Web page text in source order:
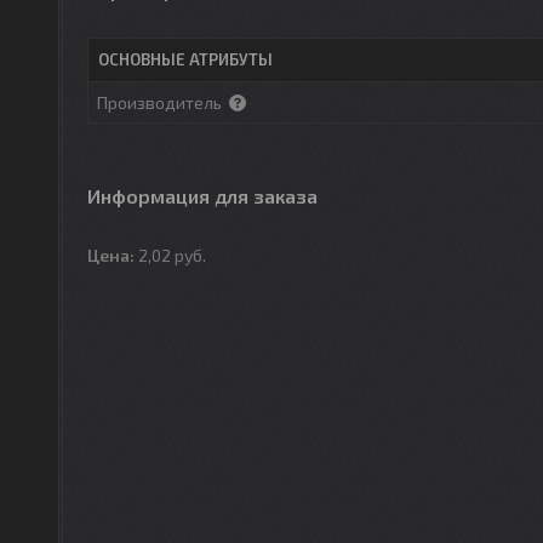
ОСНОВНЫЕ АТРИБУТЫ
Производитель
Информация для заказа
Цена: 2,02 руб.